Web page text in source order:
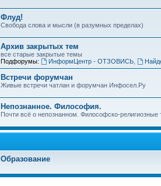
Флуд!
Свобода слова и мысли (в разумных пределах)
Архив закрытых тем
все старые закрытые темы
Подфорумы:
ИнформЦентр - ОТЗОВИСЬ,
Встречи форумчан
Живые встречи чатлан и форумчан Инфосел.Ру
Непознанное. Философия.
Почти всё о непознанном. Философско-
Образование